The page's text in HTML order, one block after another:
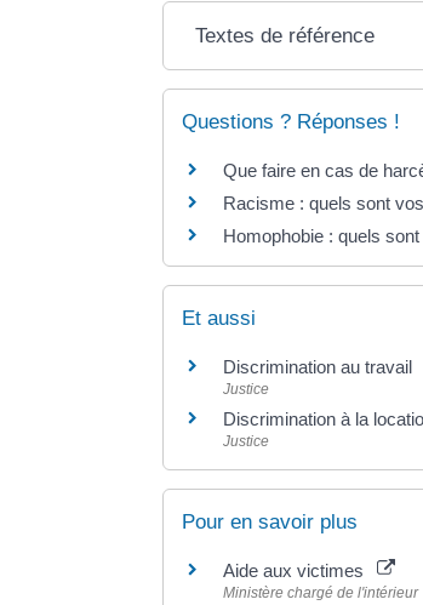
Textes de référence
Questions ? Réponses !
Que faire en cas de
Racisme : quels sont
Homophobie : quels
Et aussi
Discrimination au travail
Justice
Discrimination à la
Justice
Pour en savoir plus
Aide aux victimes
Ministère chargé de l'intérieur